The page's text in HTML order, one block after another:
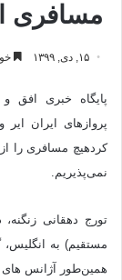
مسافری
۱۵, دی, ۱۳۹۹
پایگاه خبری افق
پروازهای ایران ایر
کردهیچ مسافری را
نمی‌پذیریم.
تورج دهقانی
مستقیم) به
همین‌طور آژانس های